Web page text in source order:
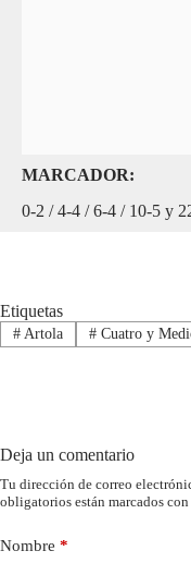
MARCADOR:
0-2 / 4-4 / 6-4 / 10-5 y
Etiquetas
#Artola #Cuatro y
Deja un comentario
Tu dirección de correo
obligatorios están marcados con
Nombre *